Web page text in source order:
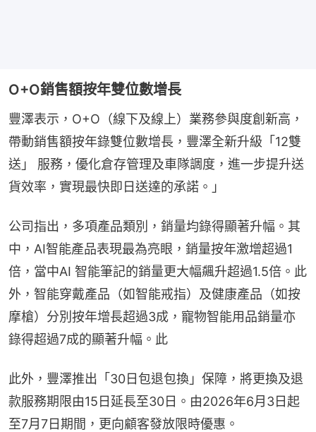
O+O銷售額按年雙位數增長
豐澤表示，O+O（線下及線上）業務參與度創新高，
帶動銷售額按年錄雙位數增長，豐澤全新升級「12雙
送」 服務，優化倉存管理及車隊調度，進一步提升送
貨效率，實現最快即日送達的承諾。」
公司指出，多項產品類別，銷量均錄得顯著升幅。其
中，AI智能產品表現最為亮眼，銷量按年激增超過1
倍，當中AI 智能筆記的銷量更大幅飆升超過1.5倍。此
外，智能穿戴產品（如智能戒指）及健康產品（如按
摩槍）分別按年增長超過3成，寵物智能用品銷量亦
錄得超過7成的顯著升幅。此
此外，豐澤推出「30日包退包換」保障，將更換及退
款服務期限由15日延長至30日。由2026年6月3日起
至7月7日期間，更向顧客發放限時優惠。